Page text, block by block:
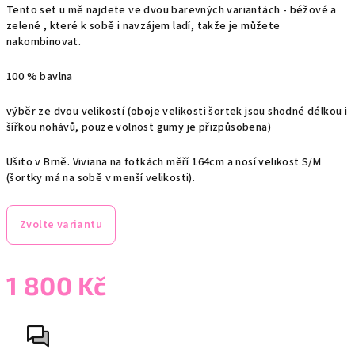
Tento set u mě najdete ve dvou barevných variantách - béžové a
zelené , které k sobě i navzájem ladí, takže je můžete
nakombinovat.
100 % bavlna
výběr ze dvou velikostí (oboje velikosti šortek jsou shodné délkou i
šířkou nohávů, pouze volnost gumy je přizpůsobena)
Ušito v Brně. Viviana na fotkách měří 164cm a nosí velikost S/M
(šortky má na sobě v menší velikosti).
Zvolte variantu
1 800 Kč
cena: